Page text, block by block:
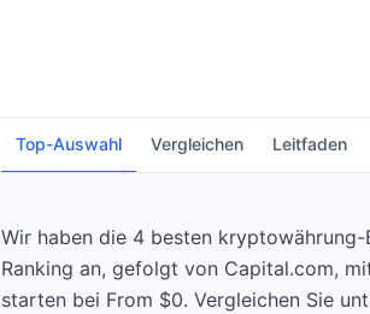
Top-Auswahl Vergleichen Leitfaden
Wir haben die 4 besten
Ranking an, gefolgt von Capital.com,
starten bei From $0. Vergleichen Sie